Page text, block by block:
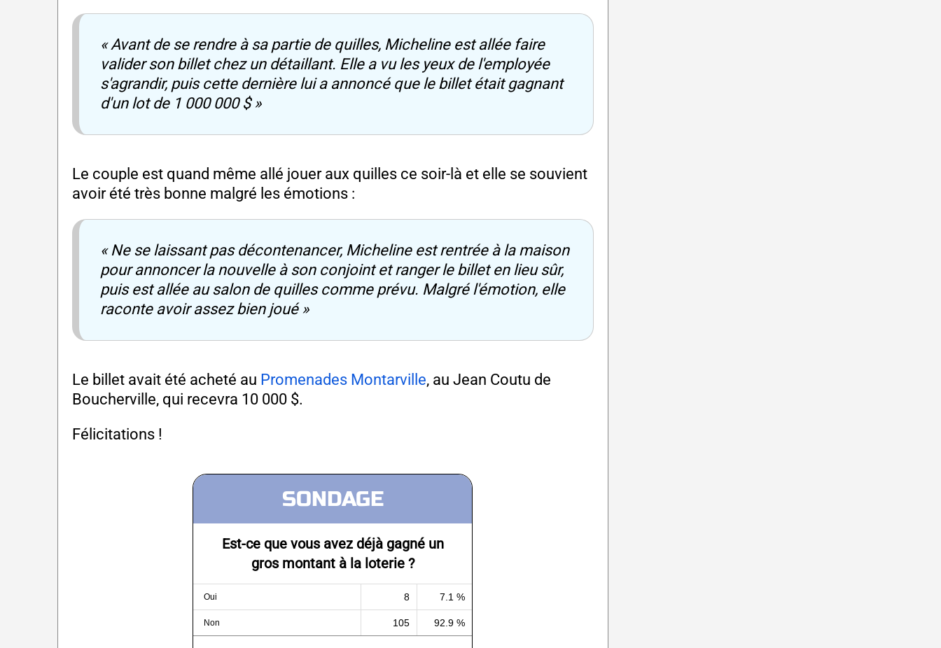
« Avant de se rendre à sa partie de quilles, Micheline est allée faire
valider son billet chez un détaillant. Elle a vu les yeux de l'employée
s'agrandir, puis cette dernière lui a annoncé que le billet était gagnant
d'un lot de 1 000 000 $ »
Le couple est quand même allé jouer aux quilles ce soir-là et elle se souvient
avoir été très bonne malgré les émotions :
« Ne se laissant pas décontenancer, Micheline est rentrée à la maison
pour annoncer la nouvelle à son conjoint et ranger le billet en lieu sûr,
puis est allée au salon de quilles comme prévu. Malgré l'émotion, elle
raconte avoir assez bien joué »
Le billet avait été acheté au Promenades Montarville, au Jean Coutu de
Boucherville, qui recevra 10 000 $.
Félicitations !
SONDAGE
Est-ce que vous avez déjà gagné un
gros montant à la loterie ?
Oui 8 7.1 %
Non 105 92.9 %